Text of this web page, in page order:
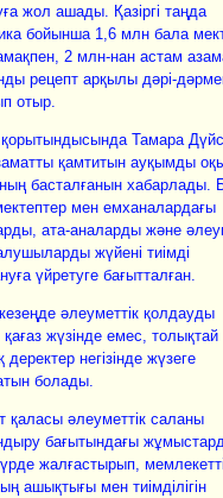
жол ашады. Қазіргі таңда
бойынша 1,6 млн бала
2 млн-нан астам
рецепт арқылы дәрі-
отыр.
Тамара
қамтитын ауқымды
басталғанын хабарлады.
мен емханалардағы
ата-аналарды және
жүйені тиімді
үйретуге бағытталған.
әлеуметтік қолдауды
жүзінде емес, толықтай
негізінде жүзеге
болады.
қаласы әлеуметтік саланы
бағытындағы
жалғастырып,
ашықтығы мен тиімділігін